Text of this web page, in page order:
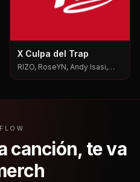
X Culpa del Trap
RIZO, RoseYN, Andy Isasi,
canción, te va